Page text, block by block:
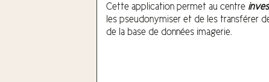
Cette application permet au centre
lespseudonymiser et de les transférer
de la base de données imagerie.